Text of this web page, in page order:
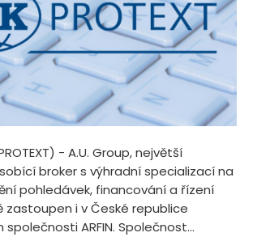
- A.U. Group, největší
broker s výhradní specializací na
pohledávek, financování a řízení
zastoupen i v České republice
ARFIN. Společnost...